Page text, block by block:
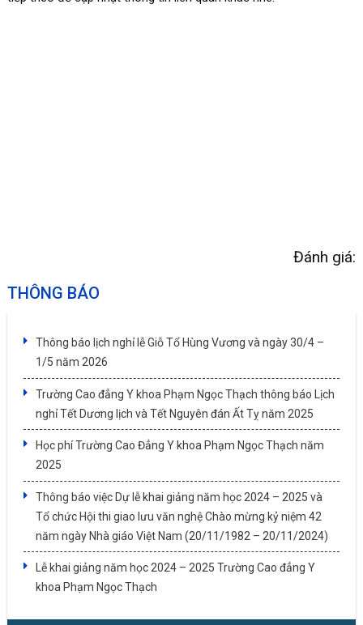
Đánh giá:
THÔNG BÁO
Thông báo lịch nghỉ lễ Giỗ Tổ Hùng Vương và ngày 30/4 –
1/5 năm 2026
Trường Cao đẳng Y khoa Phạm Ngọc Thạch thông báo Lịch
nghỉ Tết Dương lịch và Tết Nguyên đán Ất Tỵ năm 2025
Học phí Trường Cao Đẳng Y khoa Phạm Ngọc Thạch năm
2025
Thông báo việc Dự lễ khai giảng năm học 2024 – 2025 và
Tổ chức Hội thi giao lưu văn nghệ Chào mừng kỷ niệm 42
năm ngày Nhà giáo Việt Nam (20/11/1982 – 20/11/2024)
Lễ khai giảng năm học 2024 – 2025 Trường Cao đẳng Y
khoa Phạm Ngọc Thạch